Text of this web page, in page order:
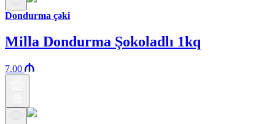
Dondurma çəki
Milla Dondurma Şokoladlı 1kq
7.00